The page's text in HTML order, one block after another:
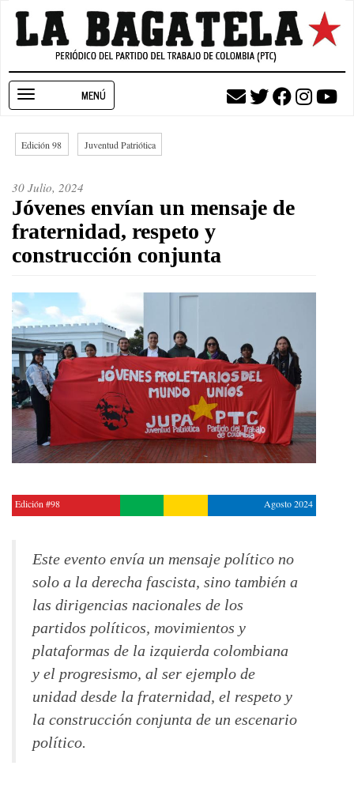
Pasar
contenido
navigation
Edición 98 Juventud Patriótica
30 Julio, 2024
Jóvenes envían un mensaje de
fraternidad, respeto y
construcción conjunta
Edición #98 Agosto 2024
Este evento envía un mensaje político no
solo a la derecha fascista, sino también a
las dirigencias nacionales de los
partidos políticos, movimientos y
plataformas de la izquierda colombiana
y el progresismo, al ser ejemplo de
unidad desde la fraternidad, el respeto y
la construcción conjunta de un escenario
político.